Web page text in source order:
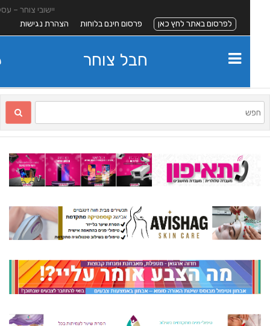
יישובי צוחר –
לפרסום באתר לחץ כאן
פרסום חינם בלוחות הצהרת נגישות
חבל צוחר